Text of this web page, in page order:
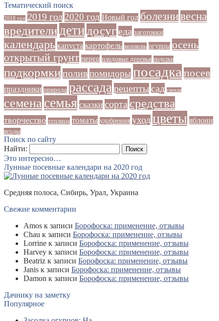
Тематический поиск
2018 год 2019 год 2020 год Новый год болезнивесна
вредители дети досугеда заготовки
календарь капуста картофель морковь огурцы осень
открытый грунт перец плодовые деревья поделки
подкормкиполивпомидоры посадка посев
праздники природа рассада рецептысад свекла
семена семья сказки сорта средства
творчество теплица томаты удобрения уходцветы яблони
ягоды
Поиск по сайту
Найти:
Это интересно…
Лунные посевные календари на 2020 год
Средняя полоса, Сибирь, Урал, Украина
Свежие комментарии
Amos к записи Борофоска: применение, отзывы
Chau к записи Борофоска: применение, отзывы
Lorrine к записи Борофоска: применение, отзывы
Harvey к записи Борофоска: применение, отзывы
Beatriz к записи Борофоска: применение, отзывы
Janis к записи Борофоска: применение, отзывы
Damon к записи Борофоска: применение, отзывы
Дачнику на заметку
Популярное